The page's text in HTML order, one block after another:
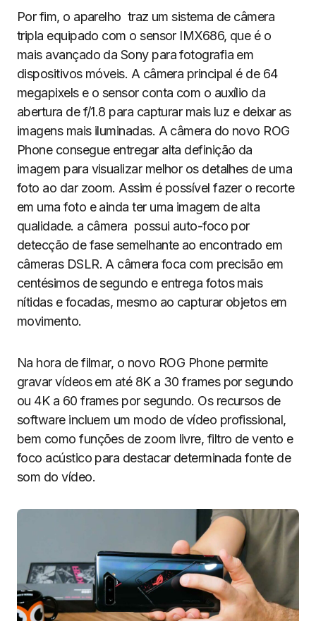
Por fim, o aparelho traz um sistema de câmera
tripla equipado com o sensor IMX686, que é o
mais avançado da Sony para fotografia em
dispositivos móveis. A câmera principal é de 64
megapixels e o sensor conta com o auxílio da
abertura de f/1.8 para capturar mais luz e deixar as
imagens mais iluminadas. A câmera do novo ROG
Phone consegue entregar alta definição da
imagem para visualizar melhor os detalhes de uma
foto ao dar zoom. Assim é possível fazer o recorte
em uma foto e ainda ter uma imagem de alta
qualidade. a câmera possui auto-foco por
detecção de fase semelhante ao encontrado em
câmeras DSLR. A câmera foca com precisão em
centésimos de segundo e entrega fotos mais
nítidas e focadas, mesmo ao capturar objetos em
movimento.
Na hora de filmar, o novo ROG Phone permite
gravar vídeos em até 8K a 30 frames por segundo
ou 4K a 60 frames por segundo. Os recursos de
software incluem um modo de vídeo profissional,
bem como funções de zoom livre, filtro de vento e
foco acústico para destacar determinada fonte de
som do vídeo.